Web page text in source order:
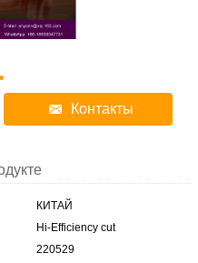
Контакты
КИТАЙ
Hi-Efficiency cut
220529